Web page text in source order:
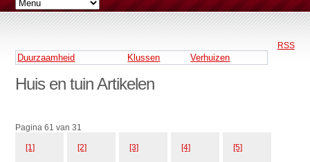
RSS
Duurzaamheid Klussen Verhuizen
Huis en tuin Artikelen
Pagina 61 van 31
[1] [2] [3] [4] [5]